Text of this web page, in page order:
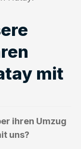
mit
ihren Umzug
uns?